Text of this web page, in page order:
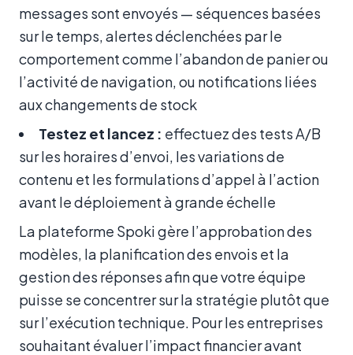
messages sont envoyés — séquences basées
sur le temps, alertes déclenchées par le
comportement comme l’abandon de panier ou
l’activité de navigation, ou notifications liées
aux changements de stock
Testez et lancez : effectuez des tests A/B
sur les horaires d’envoi, les variations de
contenu et les formulations d’appel à l’action
avant le déploiement à grande échelle
La plateforme Spoki gère l’approbation des
modèles, la planification des envois et la
gestion des réponses afin que votre équipe
puisse se concentrer sur la stratégie plutôt que
sur l’exécution technique. Pour les entreprises
souhaitant évaluer l’impact financier avant